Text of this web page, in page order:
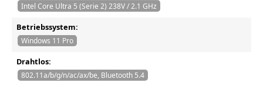
Intel Core Ultra 5 (Serie 2) 238V / 2.1 GHz
Betriebssystem:
Windows 11 Pro
Drahtlos:
802.11a/b/g/n/ac/ax/be, Bluetooth 5.4